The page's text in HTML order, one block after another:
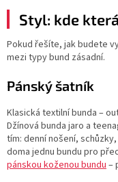
Styl: kde
Pokud řešíte, jak budete
mezi typy bund zásadní.
Pánský šatník
Klasická textilní bunda –
Džínová bunda jaro a
tím: denní nošení,
doma jednu bundu pro
pánskou koženou bundu –